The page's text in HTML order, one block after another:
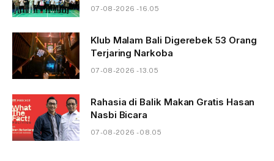
07-08-2026 - 16.05
Klub Malam Bali Digerebek 53 Orang
Terjaring Narkoba
07-08-2026 - 13.05
Rahasia di Balik Makan Gratis Hasan
Nasbi Bicara
07-08-2026 - 08.05